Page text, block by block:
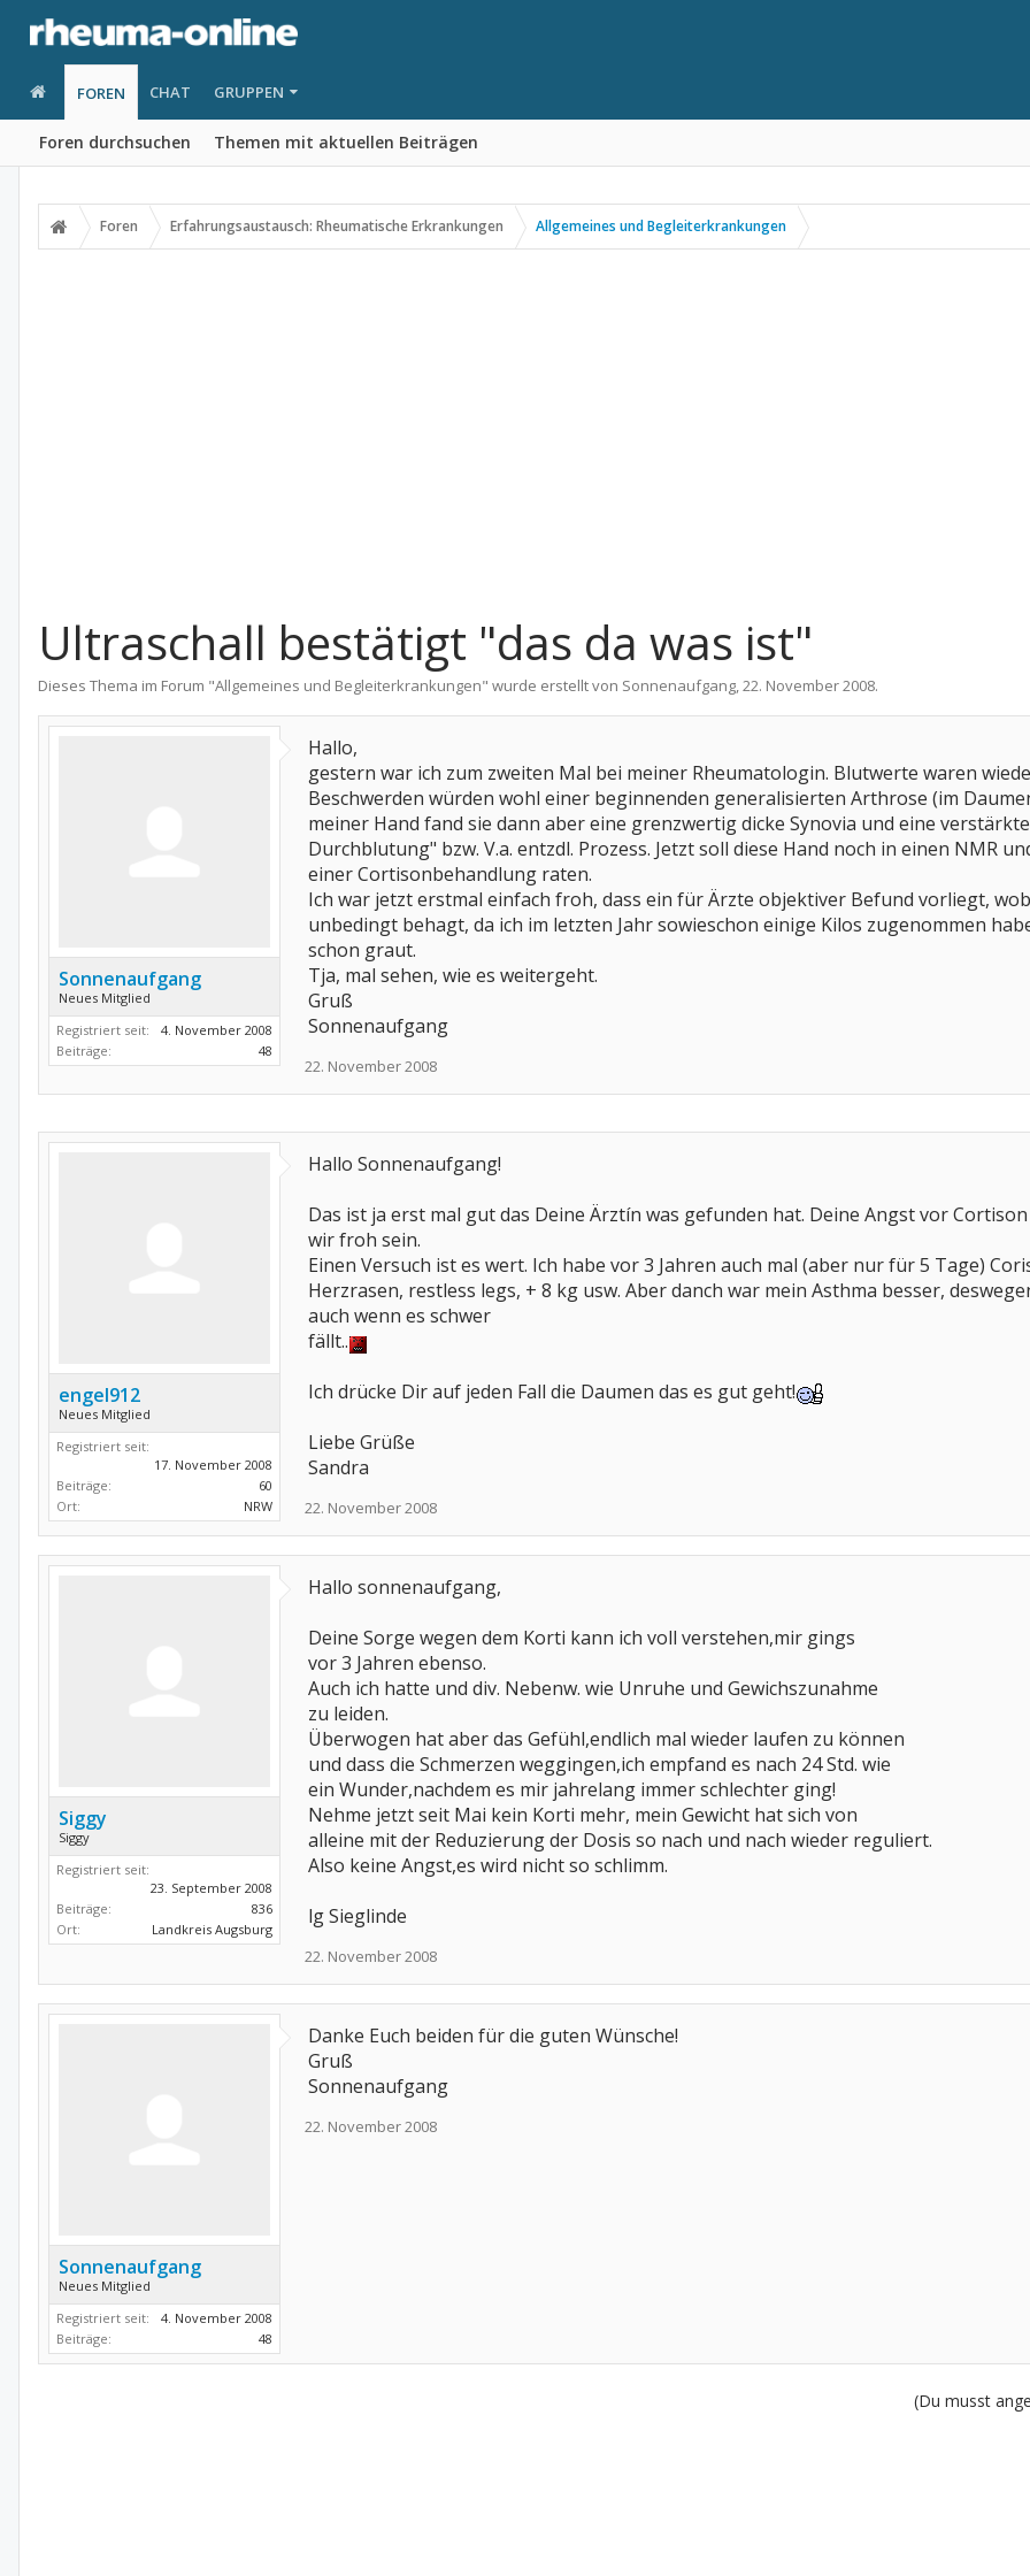
FOREN
Foren durchsuchen Themen mit aktuellen Beiträgen
CHAT GRUPPEN
Foren Erfahrungsaustausch: Rheumatische Erkrankungen Allgemeines und Begleiterkrankungen
Ultraschall bestätigt "das da was ist"
Dieses Thema im Forum "Allgemeines und Begleiterkrankungen" wurde erstellt von Sonnenaufgang,22. November 2008.
Sonnenaufgang
Neues Mitglied
Registriert seit:
4. November 2008
Beiträge:
48
Hallo,
gestern war ich zum zweiten Mal bei meiner Rheumatologin. Blutwerte waren
Beschwerden würden wohl einer beginnenden generalisierten Arthrose (im
meiner Hand fand sie dann aber eine grenzwertig dicke Synovia und eine
Durchblutung" bzw. V.a. entzdl. Prozess. Jetzt soll diese Hand noch in einen NMR
einer Cortisonbehandlung raten.
Ich war jetzt erstmal einfach froh, dass ein für Ärzte objektiver Befund vorliegt,
unbedingt behagt, da ich im letzten Jahr sowieschon einige Kilos zugenommen
schon graut.
Tja, mal sehen, wie es weitergeht.
Gruß
Sonnenaufgang
22. November 2008
engel912
Neues Mitglied
Registriert seit:
17. November 2008
Beiträge:
60
Ort:
NRW
Hallo Sonnenaufgang!
Das ist ja erst mal gut das Deine Ärztín was gefunden hat. Deine Angst vor
wir froh sein.
Einen Versuch ist es wert. Ich habe vor 3 Jahren auch mal (aber nur für 5 Tage)
Herzrasen, restless legs, + 8 kg usw. Aber danch war mein Asthma besser,
auch wenn es schwer
fällt..
Ich drücke Dir auf jeden Fall die Daumen das es gut geht!
Liebe Grüße
Sandra
22. November 2008
Siggy
Siggy
Registriert seit:
23. September 2008
Beiträge:
836
Ort:
Landkreis Augsburg
Hallo sonnenaufgang,
Deine Sorge wegen dem Korti kann ich voll verstehen,mir gings
vor 3 Jahren ebenso.
Auch ich hatte und div. Nebenw. wie Unruhe und Gewichszunahme
zu leiden.
Überwogen hat aber das Gefühl,endlich mal wieder laufen zu können
und dass die Schmerzen weggingen,ich empfand es nach 24 Std. wie
ein Wunder,nachdem es mir jahrelang immer schlechter ging!
Nehme jetzt seit Mai kein Korti mehr, mein Gewicht hat sich von
alleine mit der Reduzierung der Dosis so nach und nach wieder reguliert.
Also keine Angst,es wird nicht so schlimm.
lg Sieglinde
22. November 2008
Sonnenaufgang
Neues Mitglied
Registriert seit:
4. November 2008
Beiträge:
48
Danke Euch beiden für die guten Wünsche!
Gruß
Sonnenaufgang
22. November 2008
(Du musst